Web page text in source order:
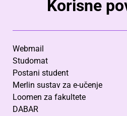
Korisne
Webmail
Studomat
Postani student
Merlin sustav za e-učenje
Loomen za fakultete
DABAR